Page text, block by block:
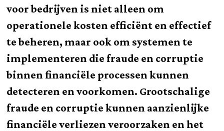
voor bedrijven is niet alleen om
operationele kosten efficiënt en effectief
te beheren, maar ook om systemen te
implementeren die fraude en corruptie
binnen financiële processen kunnen
detecteren en voorkomen. Grootschalige
fraude en corruptie kunnen aanzienlijke
financiële verliezen veroorzaken en het